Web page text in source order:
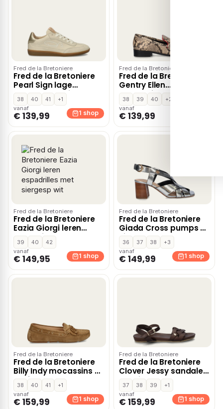
Fred de la Bretoniere
Fred de la Bretoniere
Pearl Sign lage
sneakers – Beige
38 40 41
+1
vanaf
€ 139,99 1 shop
Fred de la Bretoniere
Fred de la Bretoniere
Gentry Ellen
mocassins & loafers –
Multi
38 39 40
+2
vanaf
€ 139,99
Fred de la Bretoniere
Fred de la Bretoniere
Eazia Giorgi leren
espadrilles met
siergesp wit
39 40
42
vanaf
€ 149,95 1 shop
Fred de la Bretoniere
Fred de la Bretoniere
Giada Cross pumps –
Zilver
36 37 38
+3
vanaf
€ 149,99 1 shop
Fred de la Bretoniere
Fred de la Bretoniere
Billy Indy mocassins &
loafers – Cognac
38 40 41
+1
vanaf
€ 159,99 1 shop
Fred de la Bretoniere
Fred de la Bretoniere
Clover Jessy sandalen
– Bruin
37 38 39
+1
vanaf
€ 159,99 1 shop